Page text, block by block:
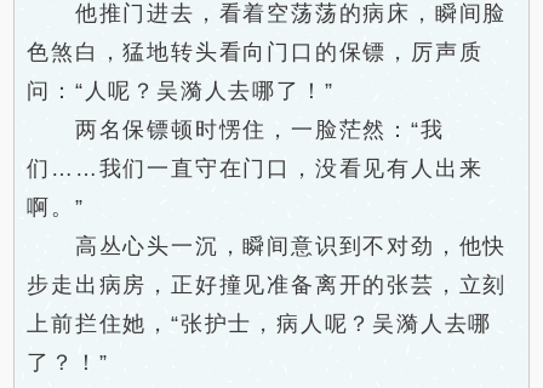
他推门进去，看着空荡荡的病床，瞬间脸
色煞白，猛地转头看向门口的保镖，厉声质
问：“人呢？吴漪人去哪了！”
两名保镖顿时愣住，一脸茫然：“我
们……我们一直守在门口，没看见有人出来
啊。”
高丛心头一沉，瞬间意识到不对劲，他快
步走出病房，正好撞见准备离开的张芸，立刻
上前拦住她，“张护士，病人呢？吴漪人去哪
了？！”